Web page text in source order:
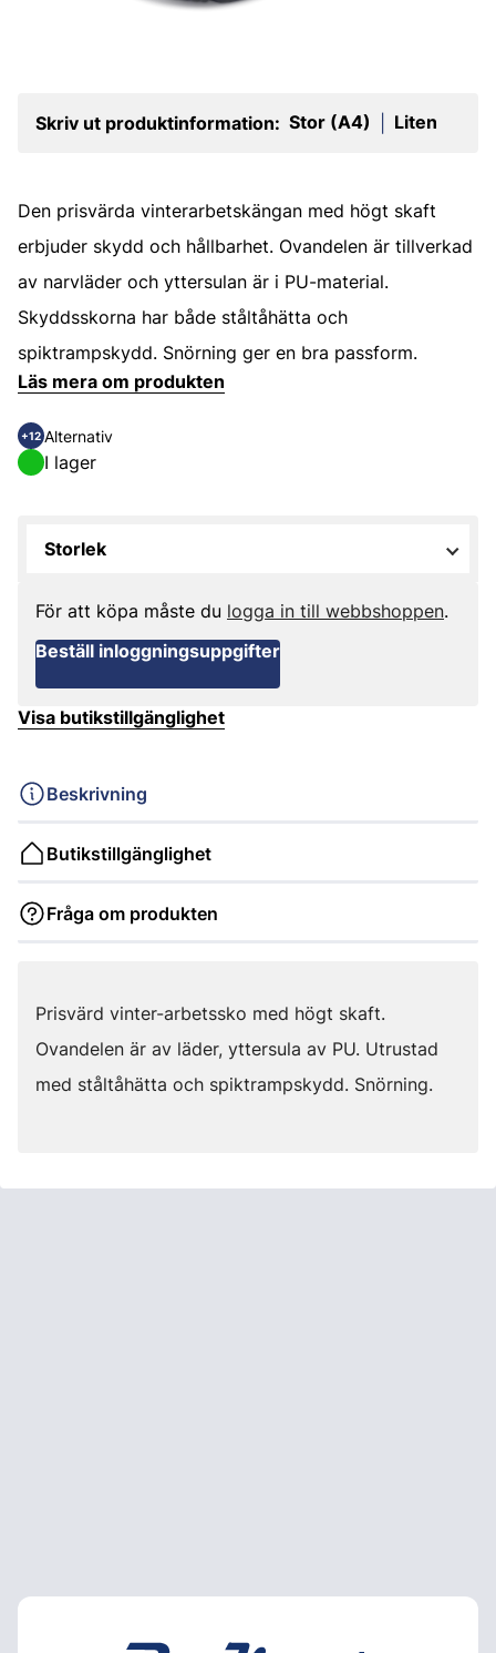
Skriv ut produktinformation: Stor (A4) Liten
Den prisvärda vinterarbetskängan med högt skaft
erbjuder skydd och hållbarhet. Ovandelen är tillverkad
av narvläder och yttersulan är i PU-material.
Skyddsskorna har både ståltåhätta och
spiktrampskydd. Snörning ger en bra passform.
Läs mera om produkten
+12 Alternativ
I lager
Storlek
För att köpa måste du logga in till webbshoppen.
Beställ inloggningsuppgifter
Visa butikstillgänglighet
Beskrivning
Butikstillgänglighet
Fråga om produkten
Prisvärd vinter-arbetssko med högt skaft.
Ovandelen är av läder, yttersula av PU. Utrustad
med ståltåhätta och spiktrampskydd. Snörning.